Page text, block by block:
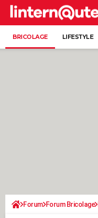
BRICOLAGE LIFESTYLE
Forum Forum Bricolage